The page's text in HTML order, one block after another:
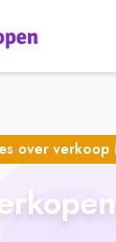
over verkoop